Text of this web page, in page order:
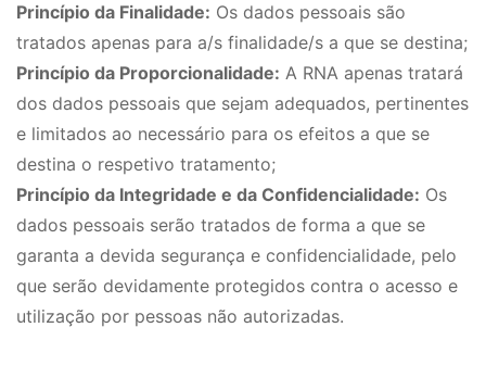
Princípio da Finalidade: Os dados pessoais são
tratados apenas para a/s finalidade/s a que se destina;
Princípio da Proporcionalidade: A RNA apenas tratará
dos dados pessoais que sejam adequados, pertinentes
e limitados ao necessário para os efeitos a que se
destina o respetivo tratamento;
Princípio da Integridade e da Confidencialidade: Os
dados pessoais serão tratados de forma a que se
garanta a devida segurança e confidencialidade, pelo
que serão devidamente protegidos contra o acesso e
utilização por pessoas não autorizadas.